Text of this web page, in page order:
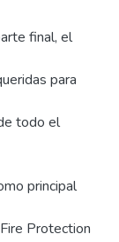
final, el
para
todo el
principal
Protection